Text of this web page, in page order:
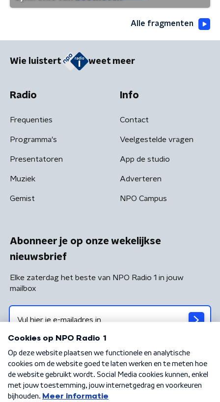
Alle fragmenten
Wie luistert weet meer
Radio
Frequenties
Programma's
Presentatoren
Muziek
Gemist
Info
Contact
Veelgestelde vragen
App de studio
Adverteren
NPO Campus
Abonneer je op onze wekelijkse
nieuwsbrief
Elke zaterdag het beste van NPO Radio 1 in jouw
mailbox
Algemene voorwaarden